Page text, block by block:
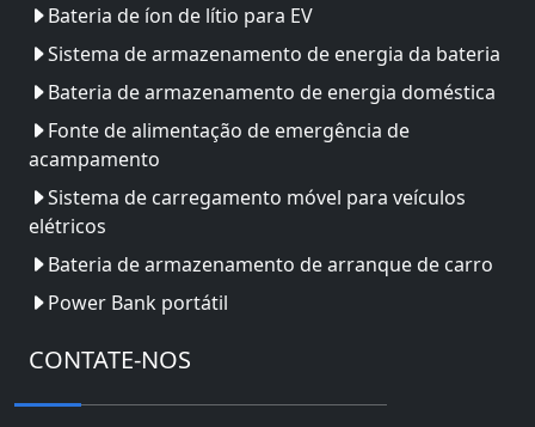
Bateria de íon de lítio para EV
Sistema de armazenamento de energia da bateria
Bateria de armazenamento de energia doméstica
Fonte de alimentação de emergência de
acampamento
Sistema de carregamento móvel para veículos
elétricos
Bateria de armazenamento de arranque de carro
Power Bank portátil
CONTATE-NOS